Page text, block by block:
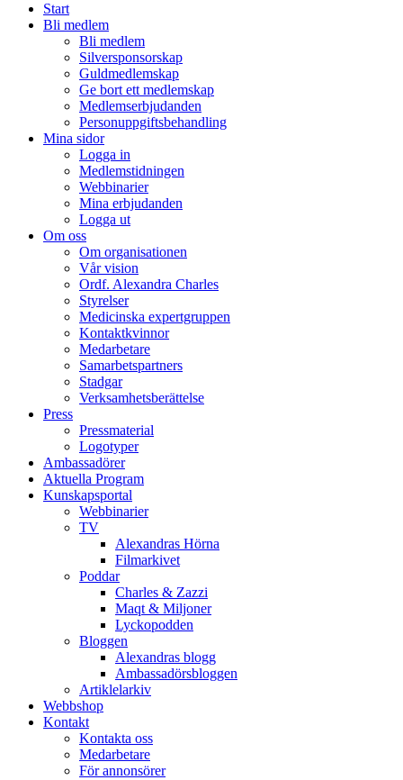
Start
Bli medlem
Bli medlem
Silversponsorskap
Guldmedlemskap
Ge bort ett medlemskap
Medlemserbjudanden
Personuppgiftsbehandling
Mina sidor
Logga in
Medlemstidningen
Webbinarier
Mina erbjudanden
Logga ut
Om oss
Om organisationen
Vår vision
Ordf. Alexandra Charles
Styrelser
Medicinska expertgruppen
Kontaktkvinnor
Medarbetare
Samarbetspartners
Stadgar
Verksamhetsberättelse
Press
Pressmaterial
Logotyper
Ambassadörer
Aktuella Program
Kunskapsportal
Webbinarier
TV
Alexandras Hörna
Filmarkivet
Poddar
Charles & Zazzi
Maqt & Miljoner
Lyckopodden
Bloggen
Alexandras blogg
Ambassadörsbloggen
Artiklelarkiv
Webbshop
Kontakt
Kontakta oss
Medarbetare
För annonsörer